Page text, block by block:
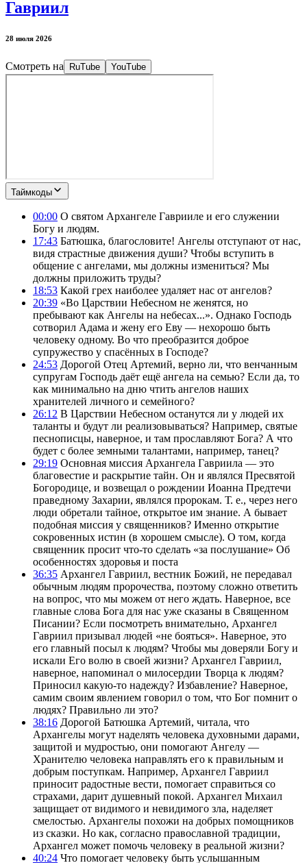
Гавриил
28 июля 2026
Смотреть на RuTube YouTube
Таймкоды
00:00 О святом Архангеле Гаврииле и его служении
Богу и людям.
17:43 Батюшка, благословите! Ангелы отступают от нас,
видя страстные движения души? Чтобы вступить в
общение с ангелами, мы должны измениться? Мы
должны приложить труды?
18:53 Какой грех наиболее удаляет нас от ангелов?
20:39 «Во Царствии Небесном не женятся, но
пребывают как Ангелы на небесах...». Однако Господь
сотворил Адама и жену его Еву — нехорошо быть
человеку одному. Во что преобразится доброе
супружество у спасённых в Господе?
24:53 Дорогой Отец Артемий, верно ли, что венчанным
супругам Господь даёт ещё ангела на семью? Если да, то
как минимально на дню чтить ангелов наших
хранителей личного и семейного?
26:12 В Царствии Небесном останутся ли у людей их
таланты и будут ли реализовываться? Например, святые
песнописцы, наверное, и там прославляют Бога? А что
будет с более земными талантами, например, танец?
29:19 Основная миссия Архангела Гавриила — это
благовестие и раскрытие тайн. Он и являлся Пресвятой
Богородице, и возвещал о рождении Иоанна Предтечи
праведному Захарии, являлся пророкам. Т. е., через него
люди обретали тайное, открытое им знание. А бывает
подобная миссия у священников? Именно открытие
сокровенных истин (в хорошем смысле). О том, когда
священник просит что-то сделать «за послушание» Об
особенностях здоровья и поста
36:35 Архангел Гавриил, вестник Божий, не передавал
обычным людям пророчества, поэтому сложно ответить
на вопрос, что мы можем от него ждать. Наверное, все
главные слова Бога для нас уже сказаны в Священном
Писании? Если посмотреть внимательно, Архангел
Гавриил призывал людей «не бояться». Наверное, это
его главный посыл к людям? Чтобы мы доверяли Богу и
искали Его волю в своей жизни? Архангел Гавриил,
наверное, напоминал о милосердии Творца к людям?
Приносил какую-то надежду? Избавление? Наверное,
самим своим явлением говорил о том, что Бог помнит о
людях? Правильно ли это?
38:16 Дорогой Батюшка Артемий, читала, что
Архангелы могут наделять человека духовными дарами,
защитой и мудростью, они помогают Ангелу —
Хранителю человека направлять его к правильным и
добрым поступкам. Например, Архангел Гавриил
приносит радостные вести, помогает справиться со
страхами, дарит душевный покой. Архангел Михаил
защищает от видимого и невидимого зла, наделяет
смелостью. Архангелы похожи на добрых помощников
из сказки. Но как, согласно православной традиции,
Архангел может помочь человеку в реальной жизни?
40:24 Что помогает человеку быть услышанным